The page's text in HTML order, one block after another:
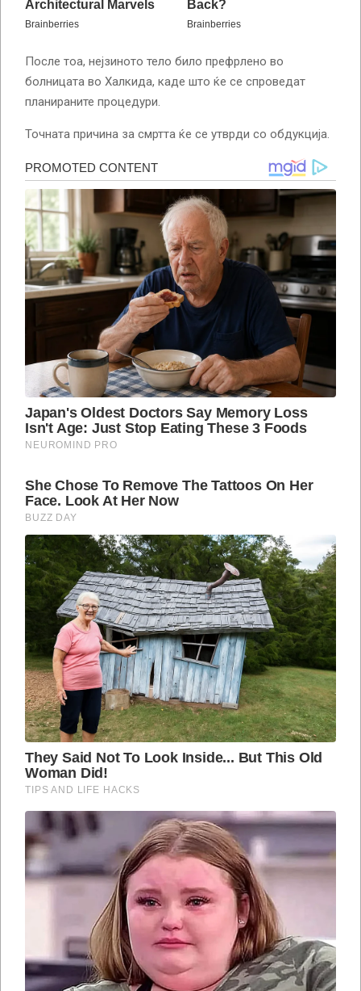
После тоа, нејзиното тело било префрлено во
болницата во Халкида, каде што ќе се спроведат
планираните процедури.
Точната причина за смртта ќе се утврди со обдукција.